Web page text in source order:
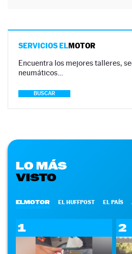
SERVICIOS ELMOTOR
Encuentra los mejores talleres,
neumáticos…
BUSCAR
LO MÁS
VISTO
ELMOTOR EL HUFFPOST EL PAÍS
1 2